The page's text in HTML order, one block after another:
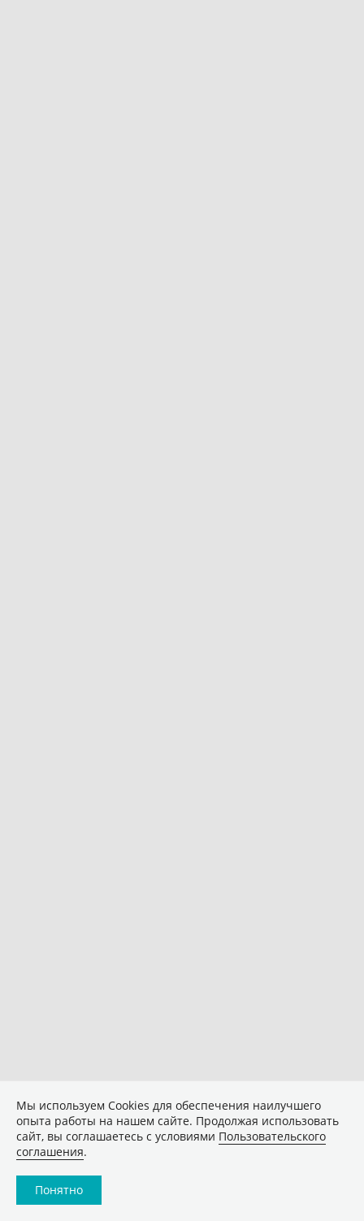
Мы используем Сookies для обеспечения наилучшего
опыта работы на нашем сайте. Продолжая использовать
сайт, вы соглашаетесь с условиями Пользовательского
соглашения.
Понятно